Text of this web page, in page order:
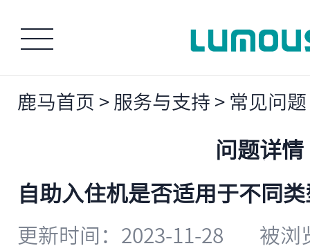
鹿马首页 > 服务与支持 > 常见问题
问题详情
自助入住机是否适用于不同
更新时间：2023-11-28
被浏